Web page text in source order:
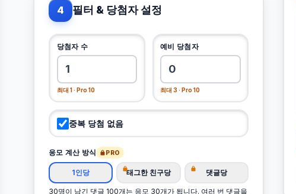
4 필터 & 당첨자 설정
당첨자 수
최대 1 · Pro 10
예비 당첨자
최대 3 · Pro 10
중복 당첨 없음
응모 계산 방식 PRO
1인당 태그한 친구당 댓글당
30명이 남긴 댓글 100개는 응모 30개가 됩니다. 여러 번 댓글을